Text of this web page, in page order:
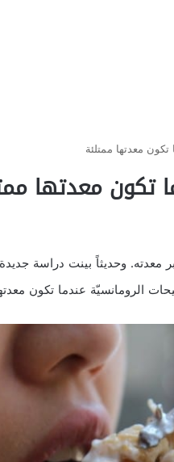
تكون معدتها ممتلئة
تكون معدتها
وحديثاً بينت دراسة
الرومانسيّة عندما تكون